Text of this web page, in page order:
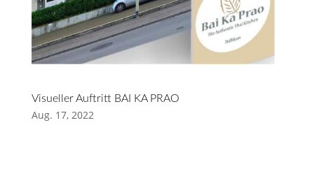
Visueller Auftritt BAI KA PRAO
Aug. 17, 2022